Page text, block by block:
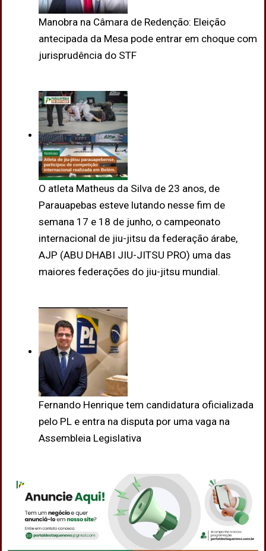
Manobra na Câmara de Redenção: Eleição
antecipada da Mesa pode entrar em choque com
jurisprudência do STF
O atleta Matheus da Silva de 23 anos, de
Parauapebas esteve lutando nesse fim de
semana 17 e 18 de junho, o campeonato
internacional de jiu-jitsu da federação árabe,
AJP (ABU DHABI JIU-JITSU PRO) uma das
maiores federações do jiu-jitsu mundial.
Fernando Henrique tem candidatura oficializada
pelo PL e entra na disputa por uma vaga na
Assembleia Legislativa